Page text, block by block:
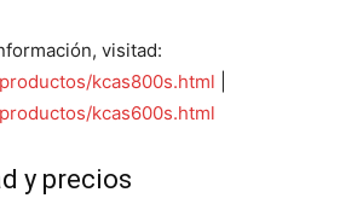
visitad:
kcas800s.html
kcas600s.html
y precios